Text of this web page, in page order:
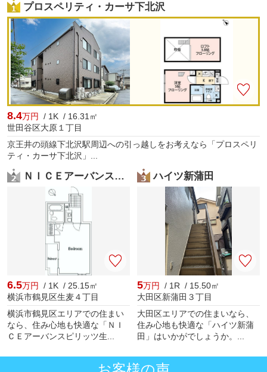
プロスペリティ・カーサ下北沢
8.4万円
/ 1K / 16.31㎡
世田谷区大原１丁目
京王井の頭線下北沢駅周辺への引っ越しをお考えなら「プロスペリ
ティ・カーサ下北沢」...
ＮＩＣＥアーバンスピリッツ生麦
6.5万円
/ 1K / 25.15㎡
横浜市鶴見区生麦４丁目
横浜市鶴見区エリアでの住まい
なら、住み心地も快適な「ＮＩ
ＣＥアーバンスピリッツ生...
ハイツ新蒲田
5万円
/ 1R / 15.50㎡
大田区新蒲田３丁目
大田区エリアでの住まいなら、
住み心地も快適な「ハイツ新蒲
田」はいかがでしょうか。...